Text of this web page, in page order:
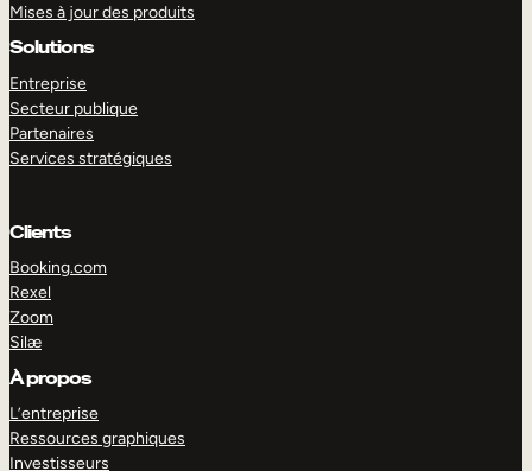
Mises à jour des produits
Solutions
Entreprise
Secteur publique
Partenaires
Services stratégiques
Clients
Booking.com
Rexel
Zoom
Silæ
À propos
L’entreprise
Ressources graphiques
Investisseurs